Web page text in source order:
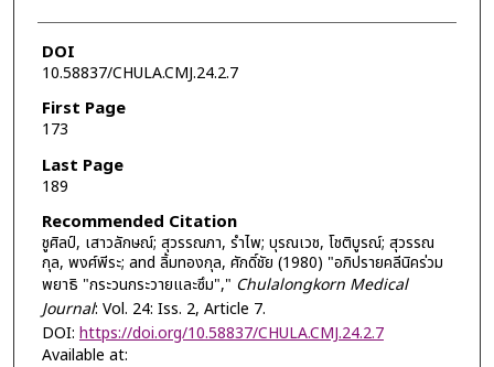
DOI
10.58837/CHULA.CMJ.24.2.7
First Page
173
Last Page
189
Recommended Citation
ชูศิลป์, เสาวลักษณ์; สุวรรณภา, รำไพ; บุรณเวช, โชติบูรณ์; สุวรรณ
กุล, พงศ์พีระ; and ลิ้มทองกุล, ศักดิ์ชัย (1980) "อภิปรายคลีนิคร่วม
พยาธิ "กระวนกระวายและซึม"," Chulalongkorn Medical
Journal: Vol. 24: Iss. 2, Article 7.
DOI: https://doi.org/10.58837/CHULA.CMJ.24.2.7
Available at: